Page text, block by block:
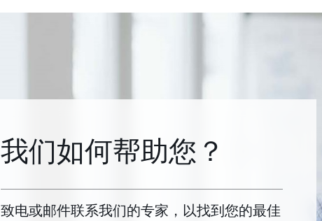
我们如何帮助您？
致电或邮件联系我们的专家，以找到您的最佳